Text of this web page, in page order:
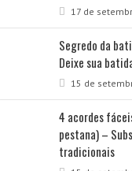
17 de
Segredo da
Deixe sua
15 de
4 acordes
pestana) –
tradicionais